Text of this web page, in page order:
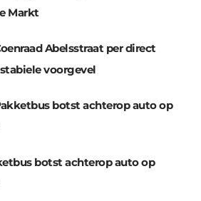
Markt
Abelsstraat per direct
voorgevel
botst achterop auto op
botst achterop auto op